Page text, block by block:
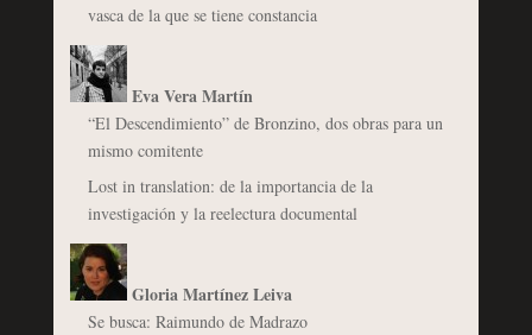
vasca de la que se tiene constancia
Eva Vera Martín
“El Descendimiento” de Bronzino, dos obras para un
mismo comitente
Lost in translation: de la importancia de la
investigación y la reelectura documental
Gloria Martínez Leiva
Se busca: Raimundo de Madrazo